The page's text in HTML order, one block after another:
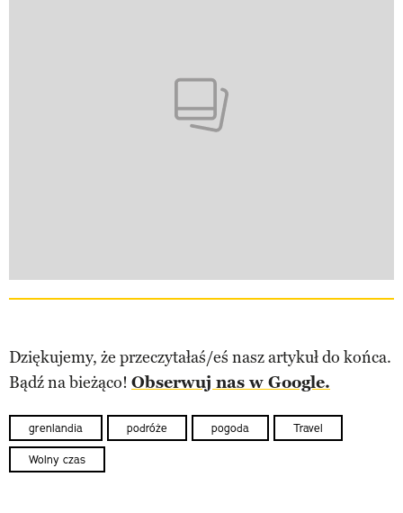
Dziękujemy, że przeczytałaś/eś nasz artykuł do końca.
Bądź na bieżąco! Obserwuj nas w Google.
grenlandia podróże pogoda Travel
Wolny czas